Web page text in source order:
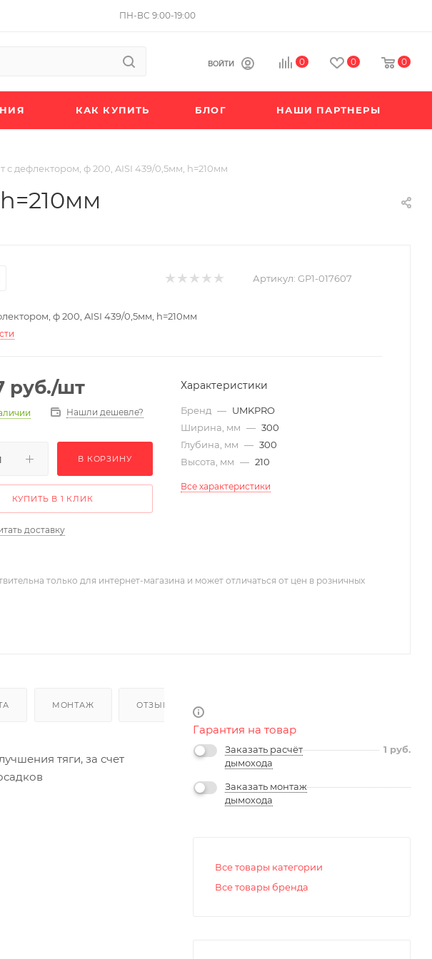
ПН-ВС 9:00-19:00
ВОЙТИ 0 0 0
КАК КУПИТЬ БЛОГ НАШИ ПАРТНЕРЫ
с дефлектором, ф 200, AISI 439/0,5мм, h=210мм
Артикул: GP1-017607
ф 200, AISI 439/0,5мм, h=210мм
руб./шт
Нашли дешевле?
В КОРЗИНУ
КУПИТЬ В 1 КЛИК
доставку
Характеристики
Бренд — UMKPRO
Ширина, мм — 300
Глубина, мм — 300
Высота, мм — 210
Все характеристики
только для интернет-магазина и может отличаться от цен в розничных
МОНТАЖ ОТЗЫВЫ
тяги, за счет
Гарантия на товар
Заказать расчёт
дымохода
1 руб.
Заказать монтаж
дымохода
Все товары категории
Все товары бренда